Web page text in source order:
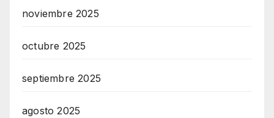
noviembre 2025
octubre 2025
septiembre 2025
agosto 2025